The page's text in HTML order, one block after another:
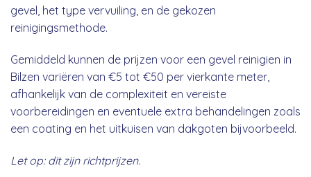
gevel, het type vervuiling, en de gekozen
reinigingsmethode.
Gemiddeld kunnen de prijzen voor een gevel reinigien in
Bilzen variëren van €5 tot €50 per vierkante meter,
afhankelijk van de complexiteit en vereiste
voorbereidingen en eventuele extra behandelingen zoals
een coating en het uitkuisen van dakgoten bijvoorbeeld.
Let op: dit zijn richtprijzen.